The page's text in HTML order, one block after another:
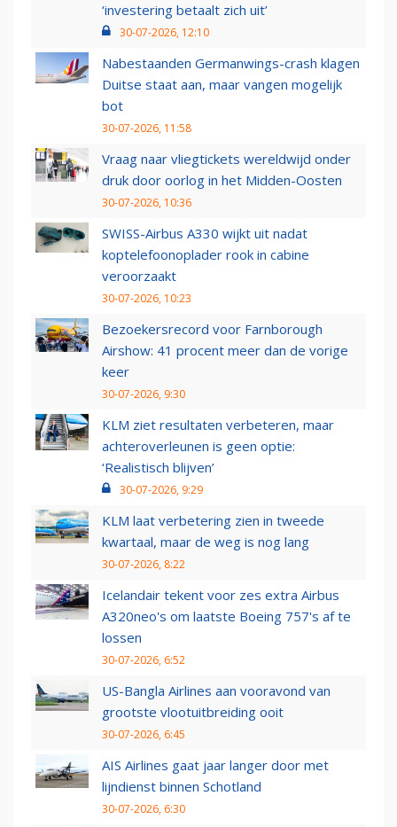
‘investering betaalt zich uit’
30-07-2026, 12:10
Nabestaanden Germanwings-crash klagen
Duitse staat aan, maar vangen mogelijk
bot
30-07-2026, 11:58
Vraag naar vliegtickets wereldwijd onder
druk door oorlog in het Midden-Oosten
30-07-2026, 10:36
SWISS-Airbus A330 wijkt uit nadat
koptelefoonoplader rook in cabine
veroorzaakt
30-07-2026, 10:23
Bezoekersrecord voor Farnborough
Airshow: 41 procent meer dan de vorige
keer
30-07-2026, 9:30
KLM ziet resultaten verbeteren, maar
achteroverleunen is geen optie:
‘Realistisch blijven’
30-07-2026, 9:29
KLM laat verbetering zien in tweede
kwartaal, maar de weg is nog lang
30-07-2026, 8:22
Icelandair tekent voor zes extra Airbus
A320neo's om laatste Boeing 757's af te
lossen
30-07-2026, 6:52
US-Bangla Airlines aan vooravond van
grootste vlootuitbreiding ooit
30-07-2026, 6:45
AIS Airlines gaat jaar langer door met
lijndienst binnen Schotland
30-07-2026, 6:30